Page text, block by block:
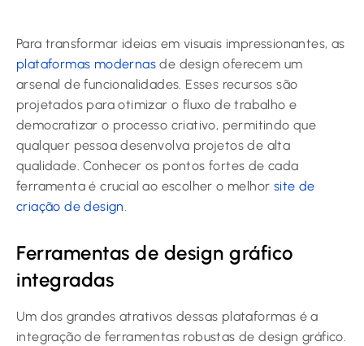
Para transformar ideias em visuais impressionantes, as
plataformas modernas de design oferecem um
arsenal de funcionalidades. Esses recursos são
projetados para otimizar o fluxo de trabalho e
democratizar o processo criativo, permitindo que
qualquer pessoa desenvolva projetos de alta
qualidade. Conhecer os pontos fortes de cada
ferramenta é crucial ao escolher o melhor site de
criação de design
Ferramentas de design gráfico
integradas
Um dos grandes atrativos dessas plataformas é a
integração de ferramentas robustas de design gráfico.